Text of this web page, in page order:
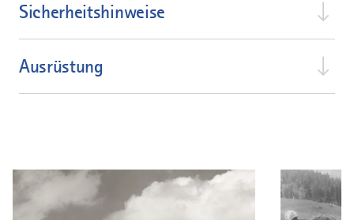
Sicherheitshinweise
Ausrüstung